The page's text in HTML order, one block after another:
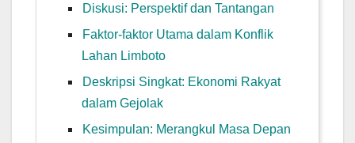
Diskusi: Perspektif dan Tantangan
Faktor-faktor Utama dalam Konflik
Lahan Limboto
Deskripsi Singkat: Ekonomi Rakyat
dalam Gejolak
Kesimpulan: Merangkul Masa Depan